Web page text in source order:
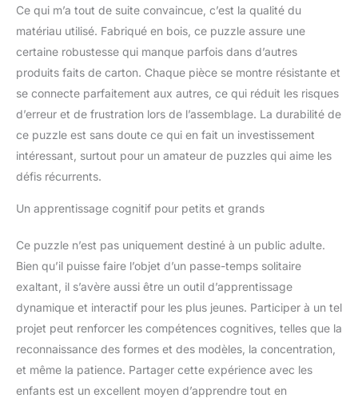
recommandé que les
adultes aient plus de 10
ans. Puzzle de haute
qualité composé de
planches en bois
respectueuses de
l'environnement, les
puzzles pour adultes
sont très intéressants et
peuvent être accrochés
Nous avons un service
vous avez des
questions, veuillez nous
contacter à temps, nous
vous répondrons dans
les 24 heures. En même
temps, nous soutenons
également la
personnalisation des
puzzles, vous pouvez
nous envoyer un e-mail.
Ce qui m’a tout de suite convaincue, c’est la qualité du
matériau utilisé. Fabriqué en bois, ce puzzle assure une
certaine robustesse qui manque parfois dans d’autres
produits faits de carton. Chaque pièce se montre résistante et
se connecte parfaitement aux autres, ce qui réduit les risques
d’erreur et de frustration lors de l’assemblage. La durabilité de
ce puzzle est sans doute ce qui en fait un investissement
intéressant, surtout pour un amateur de puzzles qui aime les
défis récurrents.
Un apprentissage cognitif pour petits et grands
Ce puzzle n’est pas uniquement destiné à un public adulte.
Bien qu’il puisse faire l’objet d’un passe-temps solitaire
exaltant, il s’avère aussi être un outil d’apprentissage
dynamique et interactif pour les plus jeunes. Participer à un tel
projet peut renforcer les compétences cognitives, telles que la
reconnaissance des formes et des modèles, la concentration,
et même la patience. Partager cette expérience avec les
enfants est un excellent moyen d’apprendre tout en